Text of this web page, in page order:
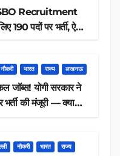
Recruitment
190 पदों पर भर्ती, ऐसे
नौकरी भारत राज्य लखनऊ
जॉब्स! योगी सरकार ने
की मंजूरी — क्या
नौकरी भारत राज्य